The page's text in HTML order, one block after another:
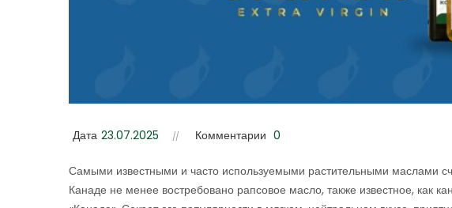
Дата 23.07.2025 Комментарии 0
Самыми известными и часто используемыми растительными маслами
Канаде не менее востребовано рапсовое масло, также известное, как